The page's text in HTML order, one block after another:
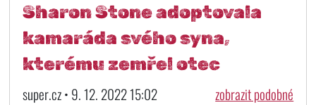
Sharon Stone adoptovala
kamaráda svého syna,
kterému zemřel otec
super.cz • 9. 12. 2022 15:02 zobrazit podobné